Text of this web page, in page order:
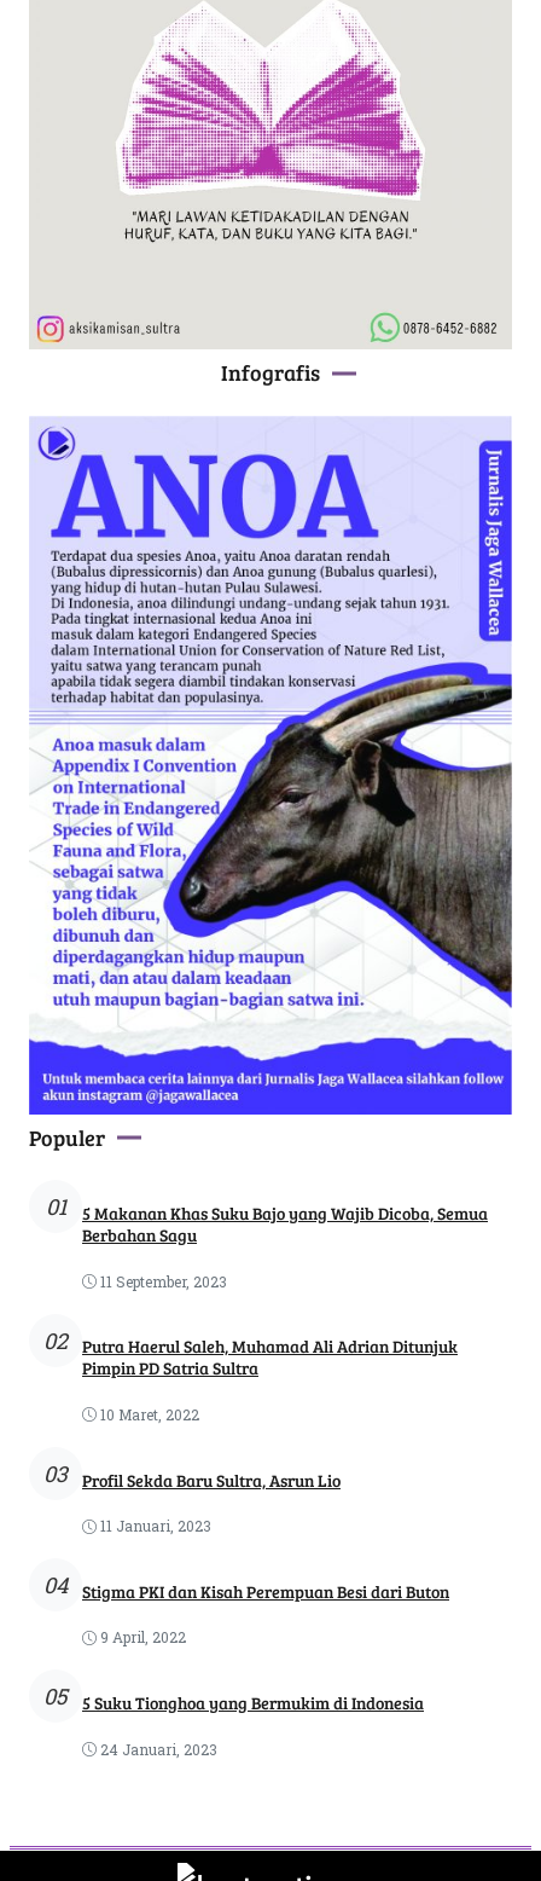
Infografis
Populer
01
5 Makanan Khas Suku Bajo yang Wajib Dicoba, Semua
Berbahan Sagu
11 September, 2023
02
Putra Haerul Saleh, Muhamad Ali Adrian Ditunjuk
Pimpin PD Satria Sultra
10 Maret, 2022
03 Profil Sekda Baru Sultra, Asrun Lio
11 Januari, 2023
04 Stigma PKI dan Kisah Perempuan Besi dari Buton
9 April, 2022
05 5 Suku Tionghoa yang Bermukim di Indonesia
24 Januari, 2023